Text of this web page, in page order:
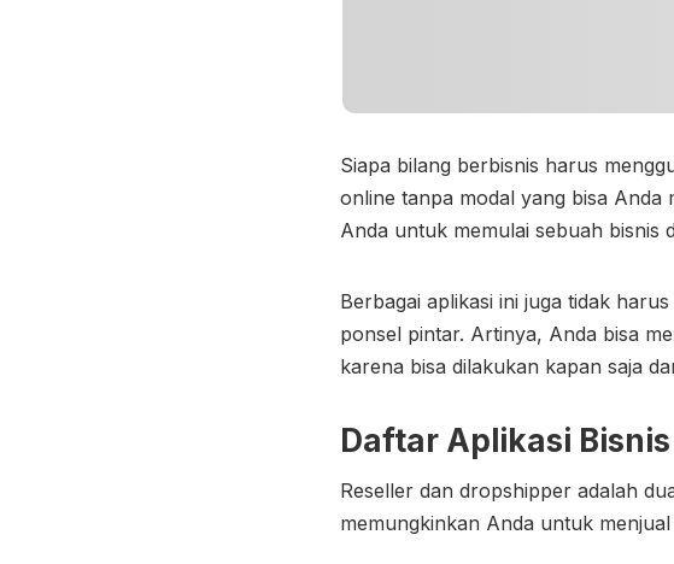
Siapa bilang berbisnis harus
online tanpa modal yang bisa Anda
Anda untuk memulai sebuah bisnis
Berbagai aplikasi ini juga tidak
ponsel pintar. Artinya, Anda bisa
karena bisa dilakukan kapan saja
Daftar Aplikasi
Reseller dan dropshipper adalah
memungkinkan Anda untuk